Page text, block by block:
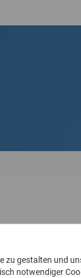
zu gestalten und
notwendiger